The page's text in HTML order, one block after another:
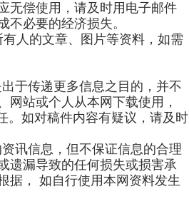
无偿使用，请及时用电子邮件
必要的经济损失。
人的文章、图片等资料，如需
于传递更多信息之目的，并不
站或个人从本网下载使用，
。如对稿件内容有疑议，请及时
讯信息，但不保证信息的合理
遗漏导致的任何损失或损害承
据， 如自行使用本网资料发生